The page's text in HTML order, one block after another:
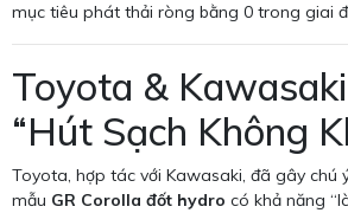
mục tiêu phát thải ròng bằng 0 trong giai
Toyota &
“Hút Sạch Không
Toyota, hợp tác với Kawasaki, đã gây chú
mẫu GR Corolla đốt hydro có khả năng